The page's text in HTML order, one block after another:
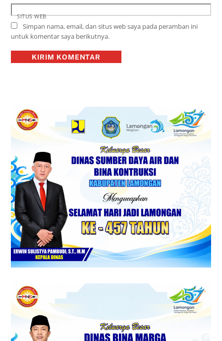
SITUS WEB
Simpan nama, email, dan situs web saya pada peramban ini
untuk komentar saya berikutnya.